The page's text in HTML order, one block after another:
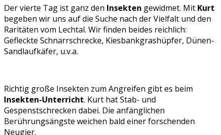
Der vierte Tag ist ganz den Insekten gewidmet. Mit Kurt
begeben wir uns auf die Suche nach der Vielfalt und den
Raritäten vom Lechtal. Wir finden beides reichlich:
Gefleckte Schnarrschrecke, Kiesbankgrashüpfer, Dünen-
Sandlaufkäfer, u.v.a.
Richtig große Insekten zum Angreifen gibt es beim
Insekten-Unterricht. Kurt hat Stab- und
Gespenstschrecken dabei. Die anfänglichen
Berührungsängste weichen bald einer forschenden
Neugier.